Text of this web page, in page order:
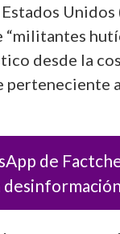
Unidos
“militantes
desde la
a
de